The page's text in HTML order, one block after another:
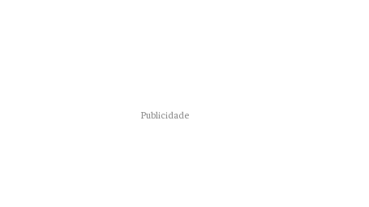
Publicidade